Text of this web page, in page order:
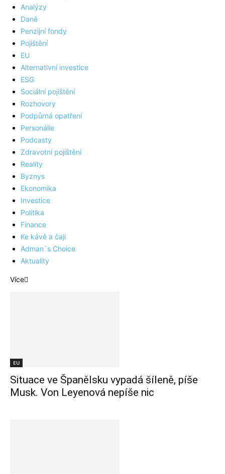
Analýzy
Daně
Penzijní fondy
Pojištění
EU
Alternativní investice
ESG
Sociální pojištění
Rozhovory
Podpůrná opatření
Personálie
Podcasty
Zdravotní pojištění
Reality
Byznys
Ekonomika
Investice
Politika
Finance
Ke kávě a čaji
Adman´s Choice
Aktuality
Více
EU
Situace ve Španělsku vypadá šíleně, píše
Musk. Von Leyenová nepíše nic